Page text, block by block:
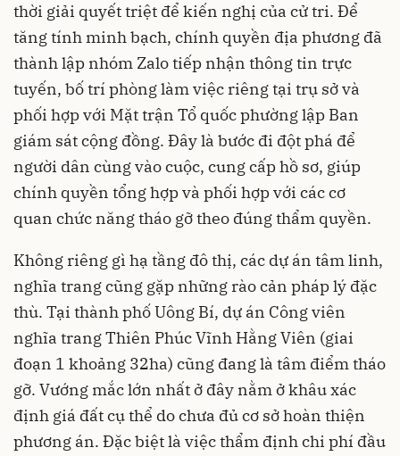
thời giải quyết triệt để kiến nghị của cử tri. Để
tăng tính minh bạch, chính quyền địa phương đã
thành lập nhóm Zalo tiếp nhận thông tin trực
tuyến, bố trí phòng làm việc riêng tại trụ sở và
phối hợp với Mặt trận Tổ quốc phường lập Ban
giám sát cộng đồng. Đây là bước đi đột phá để
người dân cùng vào cuộc, cung cấp hồ sơ, giúp
chính quyền tổng hợp và phối hợp với các cơ
quan chức năng tháo gỡ theo đúng thẩm quyền.
Không riêng gì hạ tầng đô thị, các dự án tâm linh,
nghĩa trang cũng gặp những rào cản pháp lý đặc
thù. Tại thành phố Uông Bí, dự án Công viên
nghĩa trang Thiên Phúc Vĩnh Hằng Viên (giai
đoạn 1 khoảng 32ha) cũng đang là tâm điểm tháo
gỡ. Vướng mắc lớn nhất ở đây nằm ở khâu xác
định giá đất cụ thể do chưa đủ cơ sở hoàn thiện
phương án. Đặc biệt là việc thẩm định chi phí đầu